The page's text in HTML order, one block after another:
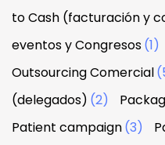
to Cash (facturación y
eventos y Congresos(1)
Outsourcing Comercial
(delegados) (2)
Patient campaign(3)